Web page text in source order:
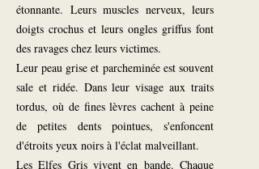
étonnante. Leurs muscles nerveux, leurs
doigts crochus et leurs ongles griffus font
des ravages chez leurs victimes.
Leur peau grise et parcheminée est souvent
sale et ridée. Dans leur visage aux traits
tordus, où de fines lèvres cachent à peine
de petites dents pointues, s'enfoncent
d'étroits yeux noirs à l'éclat malveillant.
Les Elfes Gris vivent en bande. Chaque